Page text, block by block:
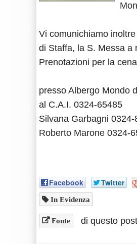
Vi comunichiamo
di Staffa, la S. Messa a
Prenotazioni per la
presso Albergo Mondo
al C.A.I. 0324-65485
Silvana Garbagni 0324-
Roberto Marone 0324-
Facebook Twitter
In Evidenza
Fonte di questo post